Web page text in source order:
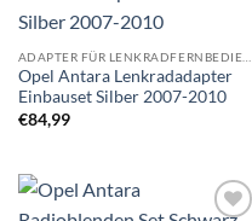
Opel Antara Lenkradadapter
Einbauset Silber 2007-2010
€84,99